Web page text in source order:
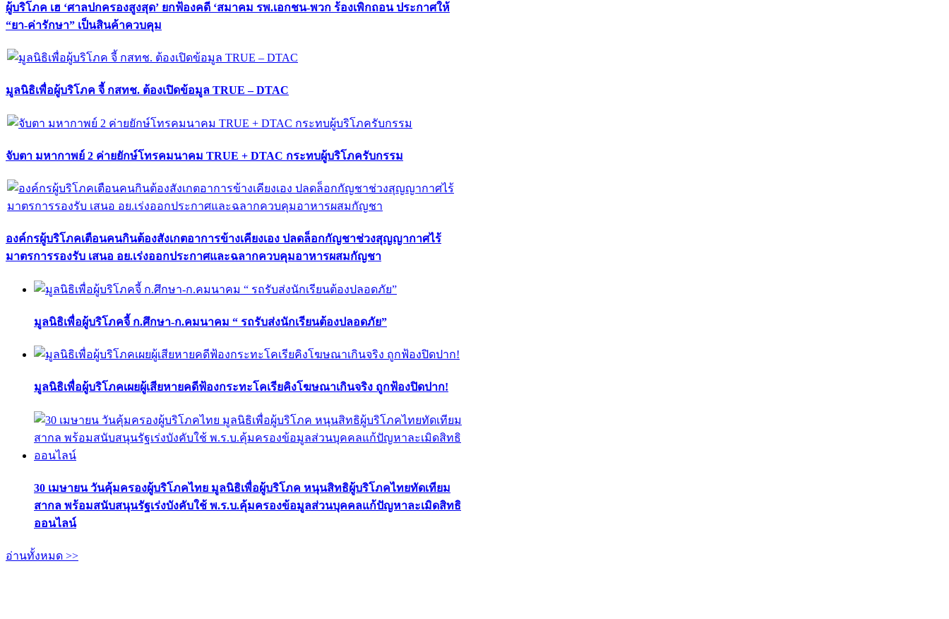
ผู้บริโภค เฮ ‘ศาลปกครองสูงสุด’ ยกฟ้องคดี ‘สมาคม รพ.เอกชน-พวก ร้องเพิกถอน ประกาศให้
“ยา-ค่ารักษา” เป็นสินค้าควบคุม
มูลนิธิเพื่อผู้บริโภค จี้ กสทช. ต้องเปิดข้อมูล TRUE – DTAC
จับตา มหากาพย์ 2 ค่ายยักษ์โทรคมนาคม TRUE + DTAC กระทบผู้บริโภครับกรรม
องค์กรผู้บริโภคเตือนคนกินต้องสังเกตอาการข้างเคียงเอง ปลดล็อกกัญชาช่วงสุญญากาศไร้
มาตรการรองรับ เสนอ อย.เร่งออกประกาศและฉลากควบคุมอาหารผสมกัญชา
มูลนิธิเพื่อผู้บริโภคจี้ ก.ศึกษา-ก.คมนาคม “ รถรับส่งนักเรียนต้องปลอดภัย”
มูลนิธิเพื่อผู้บริโภคเผยผู้เสียหายคดีฟ้องกระทะโคเรียคิงโฆษณาเกินจริง ถูกฟ้องปิดปาก!
30 เมษายน วันคุ้มครองผู้บริโภคไทย มูลนิธิเพื่อผู้บริโภค หนุนสิทธิผู้บริโภคไทยทัดเทียม
สากล พร้อมสนับสนุนรัฐเร่งบังคับใช้ พ.ร.บ.คุ้มครองข้อมูลส่วนบุคคลแก้ปัญหาละเมิดสิทธิ
ออนไลน์
อ่านทั้งหมด >>